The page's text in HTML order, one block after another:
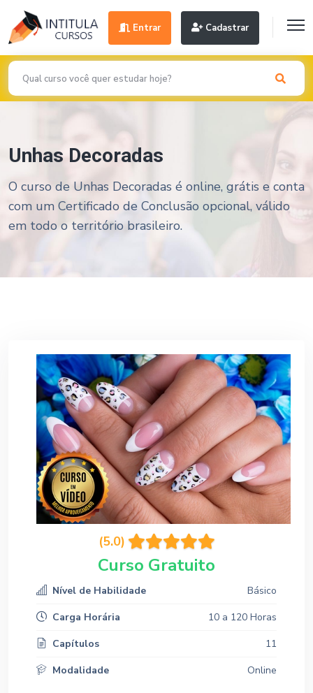
Entrar Cadastrar
Unhas Decoradas
O curso de Unhas Decoradas é online, grátis e conta
com um Certificado de Conclusão opcional, válido
em todo o território brasileiro.
(5.0)
Curso Gratuito
Nível de Habilidade
Básico
Carga Horária
10 a 120 Horas
Capítulos
11
Modalidade
Online